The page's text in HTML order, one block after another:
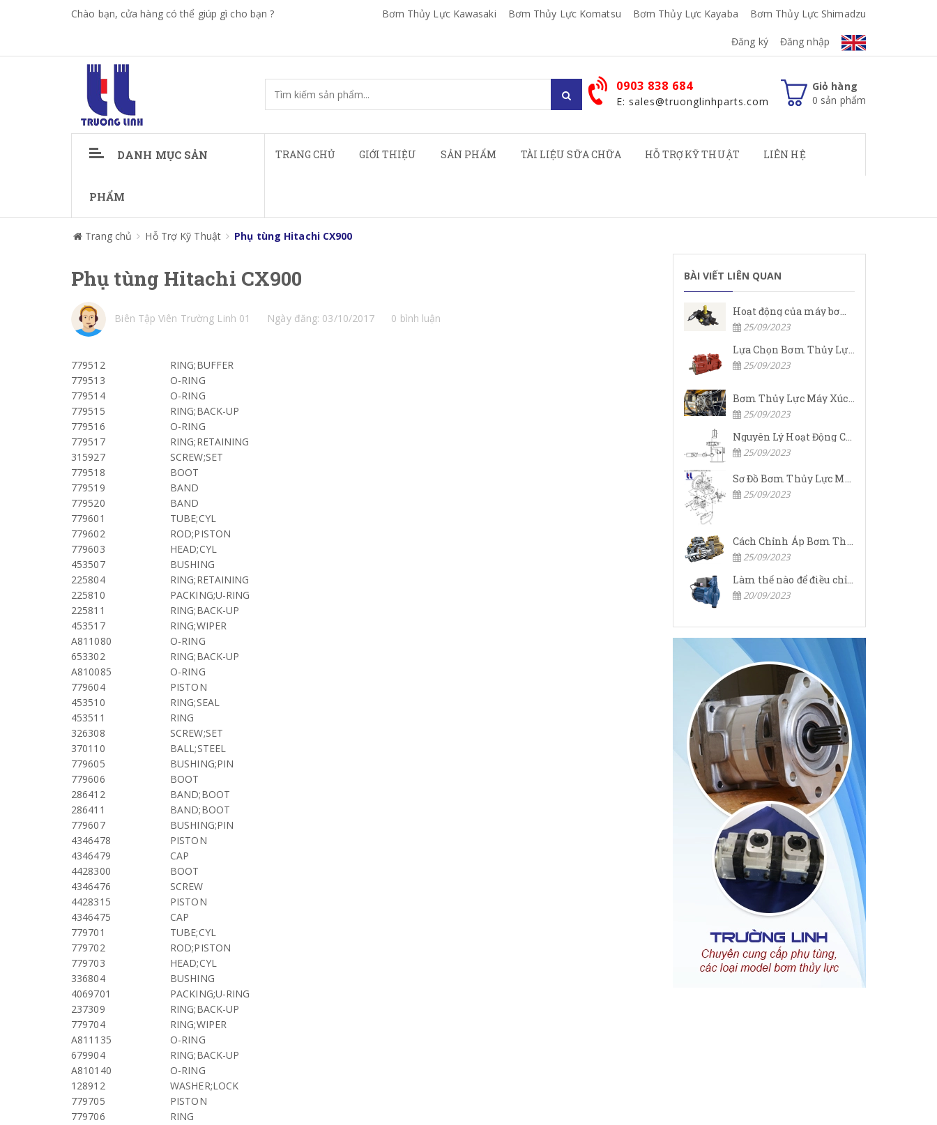
Chào bạn, cửa hàng có thể giúp gì cho bạn ? Bơm Thủy Lực Kawasaki Bơm Thủy Lực Komatsu Bơm Thủy Lực Kayaba Bơm Thủy Lực Shimadzu
Đăng ký Đăng nhập
Giỏ hàng
0 sản phẩm
0903 838 684
E: sales@truonglinhparts.com
DANH MỤC SẢN
PHẨM
TRANG CHỦ GIỚI THIỆU SẢN PHẨM TÀI LIỆU SỮA CHỮA HỖ TRỢ KỸ THUẬT LIÊN HỆ
Trang chủ Hỗ Trợ Kỹ Thuật Phụ tùng Hitachi CX900
Phụ tùng Hitachi CX900
Biên Tập Viên Trường Linh 01 Ngày đăng: 03/10/2017 0 bình luận
779512
RING;BUFFER
779513
O-RING
779514
O-RING
779515
RING;BACK-UP
779516
O-RING
779517
RING;RETAINING
315927
SCREW;SET
779518
BOOT
779519
BAND
779520
BAND
779601
TUBE;CYL
779602
ROD;PISTON
779603
HEAD;CYL
453507
BUSHING
225804
RING;RETAINING
225810
PACKING;U-RING
225811
RING;BACK-UP
453517
RING;WIPER
A811080
O-RING
653302
RING;BACK-UP
A810085
O-RING
779604
PISTON
453510
RING;SEAL
453511
RING
326308
SCREW;SET
370110
BALL;STEEL
779605
BUSHING;PIN
779606
BOOT
286412
BAND;BOOT
286411
BAND;BOOT
779607
BUSHING;PIN
4346478
PISTON
4346479
CAP
4428300
BOOT
4346476
SCREW
4428315
PISTON
4346475
CAP
779701
TUBE;CYL
779702
ROD;PISTON
779703
HEAD;CYL
336804
BUSHING
4069701
PACKING;U-RING
237309
RING;BACK-UP
779704
RING;WIPER
A811135
O-RING
679904
RING;BACK-UP
A810140
O-RING
128912
WASHER;LOCK
779705
PISTON
779706
RING
BÀI VIẾT LIÊN QUAN
Hoạt động của máy bơm cánh gạt Rexroth
25/09/2023
Lựa Chọn Bơm Thủy Lực Komatsu Đúng
25/09/2023
Bơm Thủy Lực Máy Xúc Komatsu Bị Hỏng: Nguyên Nhân Và Cách Khắc Phục
25/09/2023
Nguyên Lý Hoạt Động Của Bơm Thủy Lực Komatsu
25/09/2023
25/09/2023
25/09/2023
Làm thế nào để điều chỉnh áp suất đầu ra của bơm thủy lực?
20/09/2023